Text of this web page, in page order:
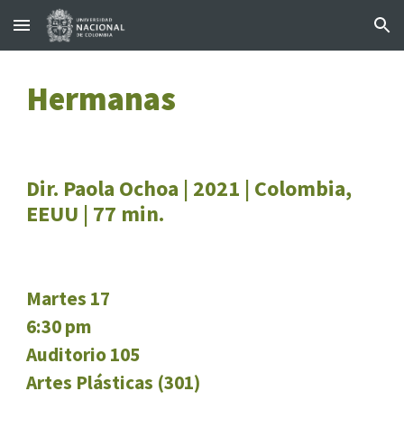
Skip to main content Skip to navigation
Hermanas
Dir. Paola Ochoa | 2021 | Colombia,
EEUU | 77 min.
Martes 17
6:30 pm
Auditorio 105
Artes Plásticas (301)